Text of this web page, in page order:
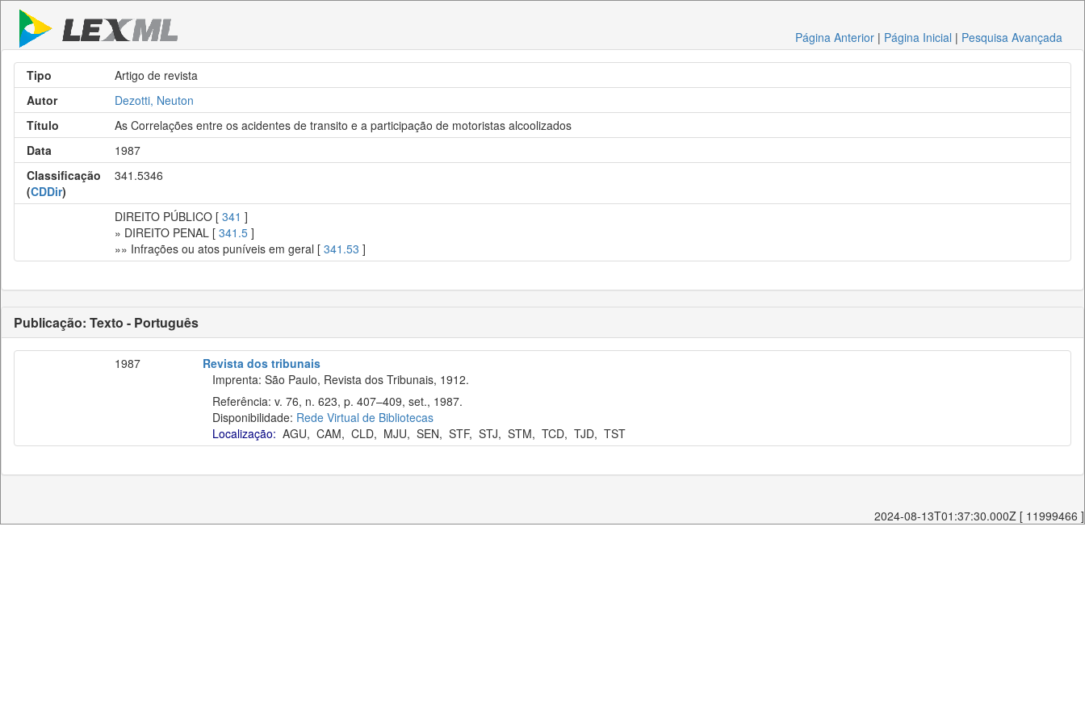
Página Anterior | Página Inicial | Pesquisa Avançada
Tipo
Artigo de revista
Autor
Dezotti, Neuton
Título
As Correlações entre os acidentes de transito e a participação de motoristas alcoolizados
Data
1987
Classificação
(CDDir)
341.5346
DIREITO PÚBLICO [ 341 ]
» DIREITO PENAL [ 341.5 ]
»» Infrações ou atos puníveis em geral [ 341.53 ]
Publicação: Texto - Português
1987
Revista dos tribunais
Imprenta: São Paulo, Revista dos Tribunais, 1912.
Referência: v. 76, n. 623, p. 407–409, set., 1987.
Disponibilidade: Rede Virtual de Bibliotecas
Localização: AGU, CAM, CLD, MJU, SEN, STF, STJ, STM, TCD, TJD, TST
2024-08-13T01:37:30.000Z [ 11999466 ]